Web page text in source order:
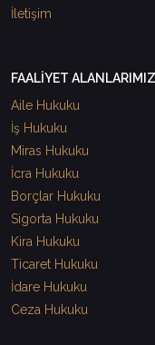
İletişim
FAALİYET ALANLARIMIZ
Aile Hukuku
İş Hukuku
Miras Hukuku
İcra Hukuku
Borçlar Hukuku
Sigorta Hukuku
Kira Hukuku
Ticaret Hukuku
İdare Hukuku
Ceza Hukuku